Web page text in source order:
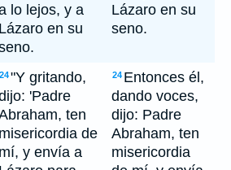
lo lejos, y a
Lázaro en su
Lázaro en su
seno.
24"Y gritando,
'Padre
ten
misericordia de
mí, y envía a
24 Entonces él,
dando voces,
dijo: Padre
Abraham, ten
misericordia